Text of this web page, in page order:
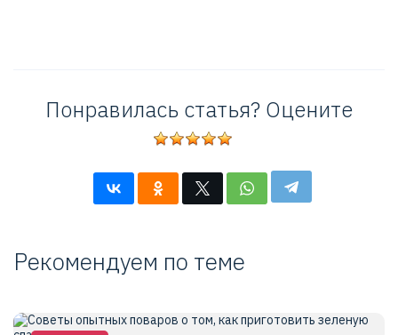
Понравилась статья? Оцените
Рекомендуем по теме